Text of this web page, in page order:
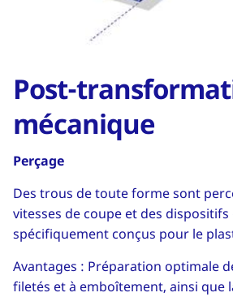
Post-
mécanique
Perçage
Des trous de toute forme sont
vitesses de coupe et des
spécifiquement conçus pour le
Avantages : Préparation optimale
filetés et à emboîtement, ainsi que